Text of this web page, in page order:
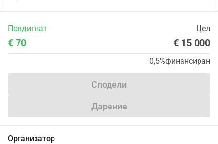
Повдигнат Цел
€ 70 € 15 000
0,5%финансиран
Сподели
Дарение
Организатор